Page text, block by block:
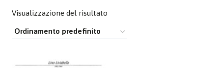
Visualizzazione del risultato